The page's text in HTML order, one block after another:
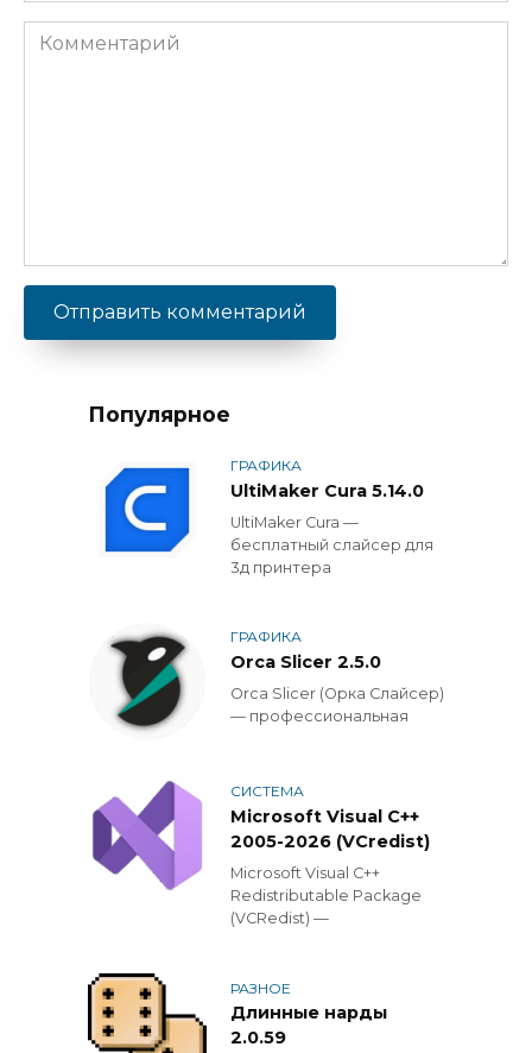
Комментарий
Популярное
ГРАФИКА
UltiMaker Cura 5.14.0
UltiMaker Cura —
бесплатный слайсер для
3д принтера
ГРАФИКА
Orca Slicer 2.5.0
Orca Slicer (Орка Слайсер)
— профессиональная
СИСТЕМА
Microsoft Visual C++
2005-2026 (VCredist)
Microsoft Visual C++
Redistributable Package
(VCRedist) —
РАЗНОЕ
Длинные нарды
2.0.59